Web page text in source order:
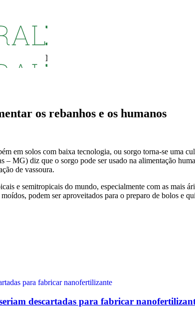
os rebanhos e os humanos
em solos com baixa tecnologia, ou sorgo torna-se uma
MG) diz que o sorgo pode ser usado na alimentação
de vassoura.
e semitropicais do mundo, especialmente com as
podem ser aproveitados para o preparo de bolos e
descartadas para fabricar